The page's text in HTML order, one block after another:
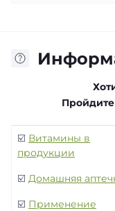
Пройдите
☑️ Витамины в
продукции
☑️ Домашняя
☑️ Применение